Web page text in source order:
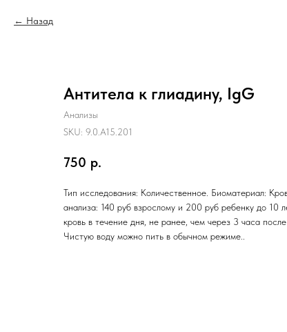
Назад
Антитела к глиадину, IgG
Анализы
SKU: 9.0.A15.201
750 р.
Тип исследования: Количественное. Биоматериал:
анализа: 140 руб взрослому и 200 руб ребенку до 10
кровь в течение дня, не ранее, чем через 3 часа
Чистую воду можно пить в обычном режиме..